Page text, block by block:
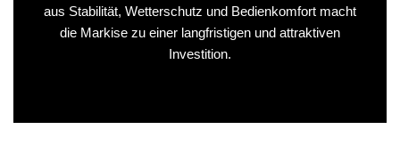
aus Stabilität, Wetterschutz und Bedienkomfort macht
die Markise zu einer langfristigen und attraktiven
Investition.